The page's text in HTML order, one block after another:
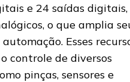
e 24 saídas
o que amplia
Esses
controle de diversos
pinças, sensores e